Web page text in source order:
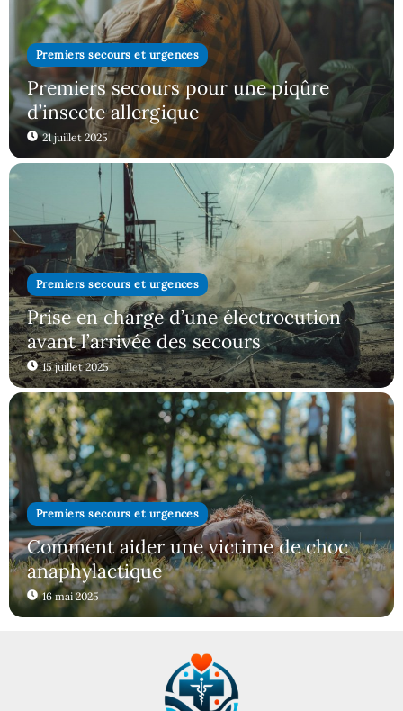
Premiers secours et urgences
Premiers secours pour une piqûre
d’insecte allergique
21 juillet 2025
Premiers secours et urgences
Prise en charge d’une électrocution
avant l’arrivée des secours
15 juillet 2025
Premiers secours et urgences
Comment aider une victime de choc
anaphylactique
16 mai 2025